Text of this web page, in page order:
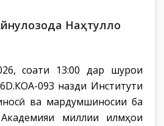
Наҳтулло
соати 13:00 дар шурои
093 назди Институти
ва мардумшиносии ба
миллии илмҳои